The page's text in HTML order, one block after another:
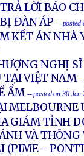
LỜI BÁO
ĐÀN ÁP -- posted
KẾT ÁN NHÀ
NGHỊ
TẠI VIỆT NAM
ẨM -- posted on 30 Jan
MELBOURNE
GIÁM TỈNH
VÀ
(PIME -